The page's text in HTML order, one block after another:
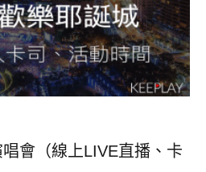
會（線上LIVE直播、卡